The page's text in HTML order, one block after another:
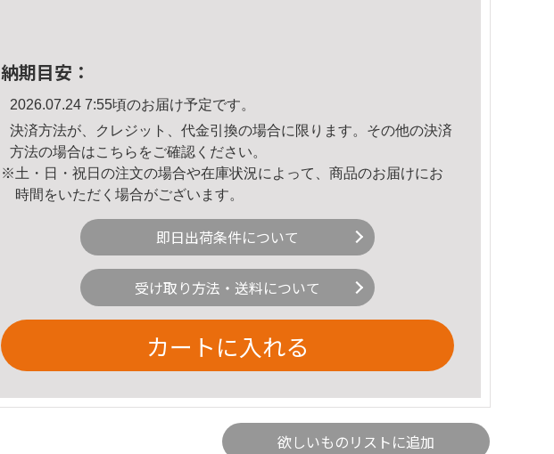
納期目安：
2026.07.24 7:55頃のお届け予定です。
決済方法が、クレジット、代金引換の場合に限ります。その他の決済
方法の場合はこちら をご確認ください。
※土・日・祝日の注文の場合や在庫状況によって、商品のお届けにお
時間をいただく場合がございます。
即日出荷条件について
受け取り方法・送料について
カートに入れる
欲しいものリストに追加